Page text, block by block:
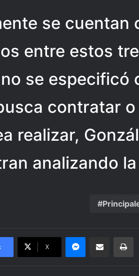
se cuentan
entre estos
se especificó
contratar
realizar,
analizando
X
Messenger
Share via Email